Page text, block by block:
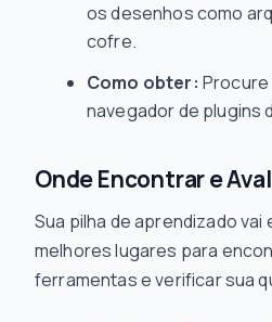
os desenhos como
cofre.
Como obter: Procure
navegador de plugins
Onde Encontrar e
Sua pilha de aprendizado vai
melhores lugares para
ferramentas e verificar sua